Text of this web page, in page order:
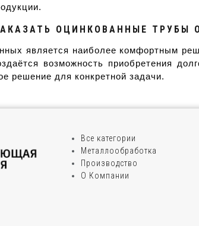
ОЦИНКОВАННЫЕ
является наиболее комфортным
возможность приобретения
решение для конкретной задачи.
Все категории
Металлообработка
Производство
О Компании